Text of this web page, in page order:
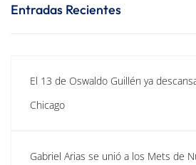
Entradas Recientes
El 13 de Oswaldo Guillén ya
Chicago
Gabriel Arias se unió a los Mets de